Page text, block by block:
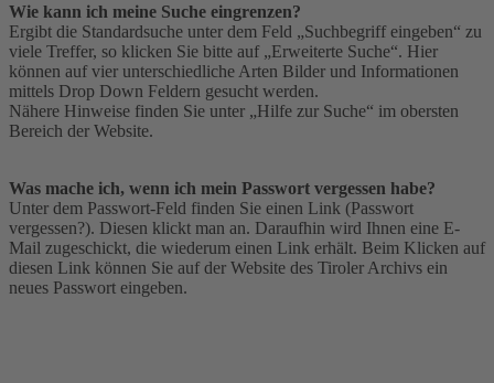
Wie kann ich meine Suche eingrenzen?
Ergibt die Standardsuche unter dem Feld „Suchbegriff eingeben“ zu
viele Treffer, so klicken Sie bitte auf „Erweiterte Suche“. Hier
können auf vier unterschiedliche Arten Bilder und Informationen
mittels Drop Down Feldern gesucht werden.
Nähere Hinweise finden Sie unter „Hilfe zur Suche“ im obersten
Bereich der Website.
Was mache ich, wenn ich mein Passwort vergessen habe?
Unter dem Passwort-Feld finden Sie einen Link (Passwort
vergessen?). Diesen klickt man an. Daraufhin wird Ihnen eine E-
Mail zugeschickt, die wiederum einen Link erhält. Beim Klicken auf
diesen Link können Sie auf der Website des Tiroler Archivs ein
neues Passwort eingeben.